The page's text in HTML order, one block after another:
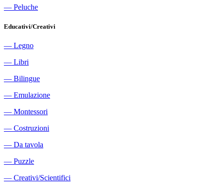
― Peluche
Educativi/Creativi
― Legno
― Libri
― Bilingue
― Emulazione
― Montessori
― Costruzioni
― Da tavola
― Puzzle
― Creativi/Scientifici